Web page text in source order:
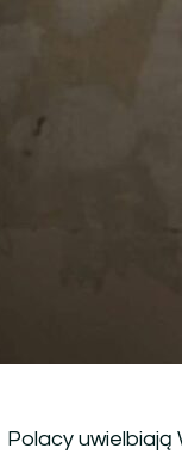
Polacy uwielbiają